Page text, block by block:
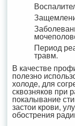
Период
травм.
В качестве
полезно
холоде, для
сквозняков при
покалывание
застои крови,
обострения